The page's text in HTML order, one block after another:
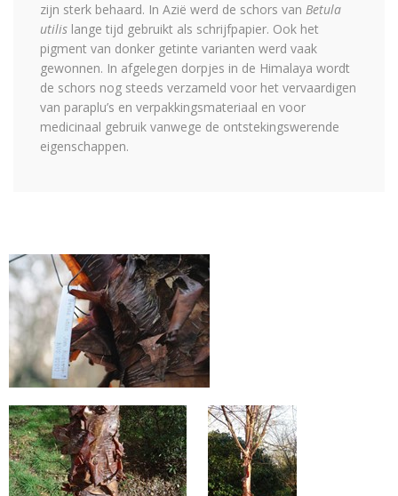
zijn sterk behaard. In Azië werd de schors van Betula
utilis lange tijd gebruikt als schrijfpapier. Ook het
pigment van donker getinte varianten werd vaak
gewonnen. In afgelegen dorpjes in de Himalaya wordt
de schors nog steeds verzameld voor het vervaardigen
van paraplu’s en verpakkingsmateriaal en voor
medicinaal gebruik vanwege de ontstekingswerende
eigenschappen.